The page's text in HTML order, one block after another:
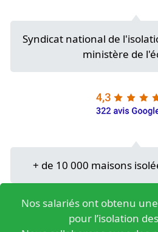
Syndicat national de
ministère de
+ de 10 000 maisons
Nos salariés ont obtenu
pour l’isolation